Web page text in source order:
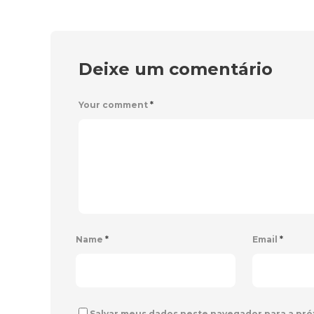
Deixe um comentário
Your comment *
Name * Email *